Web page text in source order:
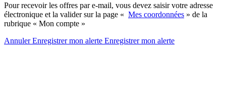
Pour recevoir les offres par e-mail, vous devez saisir votre adresse
électronique et la valider sur la page « Mes coordonnées » de la
rubrique « Mon compte »
AnnulerEnregistrer mon alerte Enregistrermon alerte